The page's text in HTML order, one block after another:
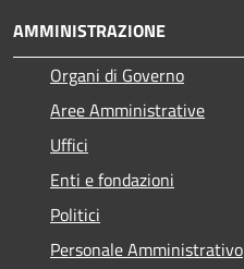
AMMINISTRAZIONE
Organi di Governo
Aree Amministrative
Uffici
Enti e fondazioni
Politici
Personale Amministrativo